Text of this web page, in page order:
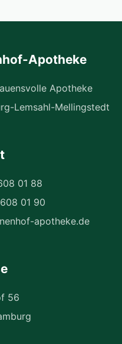
Apotheke
Apotheke
Lemsahl-Mellingstedt
01 88
01 90
apotheke.de
56